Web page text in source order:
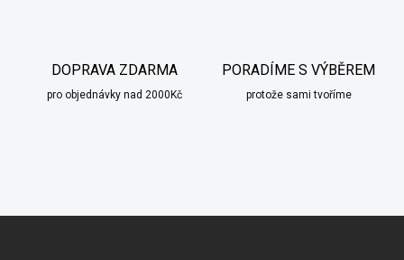
DOPRAVA ZDARMA
pro objednávky nad 2000Kč
PORADÍME S VÝBĚREM
protože sami tvoříme